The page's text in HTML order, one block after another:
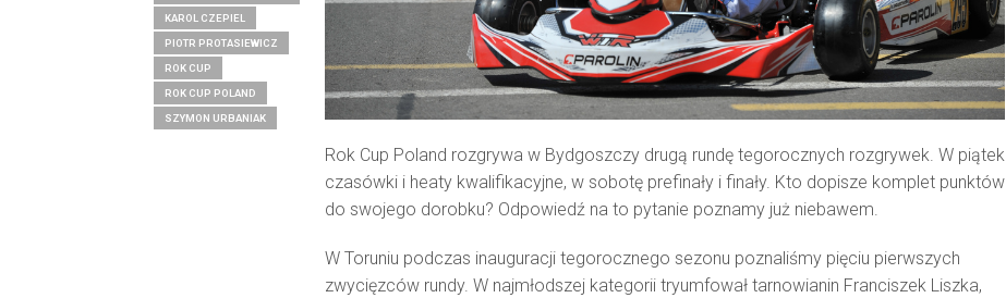
Rok Cup Poland rozgrywa w Bydgoszczy drugą rundę tegorocznych rozgrywek. W piątek
czasówki i heaty kwalifikacyjne, w sobotę prefinały i finały. Kto dopisze komplet punktów
do swojego dorobku? Odpowiedź na to pytanie poznamy już niebawem.
W Toruniu podczas inauguracji tegorocznego sezonu poznaliśmy pięciu pierwszych
zwycięzców rundy. W najmłodszej kategorii tryumfował tarnowianin Franciszek Liszka,
KAROL CZEPIEL
PIOTR PROTASIEWICZ
ROK CUP
ROK CUP POLAND
SZYMON URBANIAK